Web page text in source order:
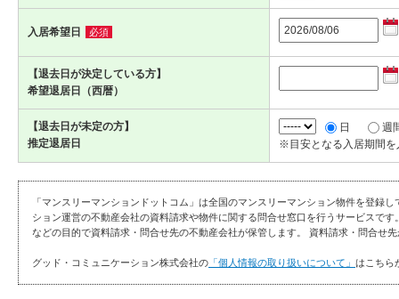
入居希望日 必須
【退去日が決定している方】
希望退居日（西暦）
【退去日が未定の方】
推定退居日
日
週
※目安となる入居期間を
「マンスリーマンションドットコム」は全国のマンスリーマンション物件を登録
ション運営の不動産会社の資料請求や物件に関する問合せ窓口を行うサービスで
などの目的で資料請求・問合せ先の不動産会社が保管します。 資料請求・問合せ
グッド・コミュニケーション株式会社の 「個人情報の取り扱いについて」 はこちら